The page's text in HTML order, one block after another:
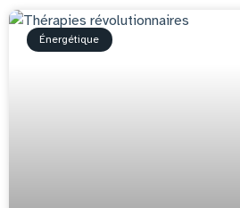
Énergétique